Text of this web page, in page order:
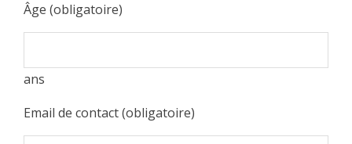
Âge (obligatoire)
ans
Email de contact (obligatoire)